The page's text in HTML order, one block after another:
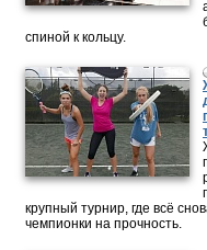
спиной к кольцу.
крупный турнир, где всё
чемпионки на прочность.